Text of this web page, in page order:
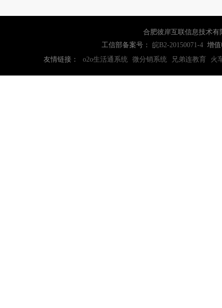
合肥彼岸互联信息技术有
工信部备案号： 皖B2-20150071-4增值
友情链接：
o2o生活通系统 微分销系统 兄弟连教育 火